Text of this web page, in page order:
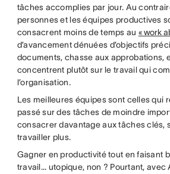
tâches accomplies par jour. Au
personnes et les équipes productives
consacrent moins de temps au « work
d’avancement dénuées d’objectifs
documents, chasse aux approbations,
concentrent plutôt sur le travail qui
l’organisation.
Les meilleures équipes sont celles qui
passé sur des tâches de moindre
consacrer davantage aux tâches clés,
travailler plus.
Gagner en productivité tout en faisant
travail... utopique, non ? Pourtant, avec